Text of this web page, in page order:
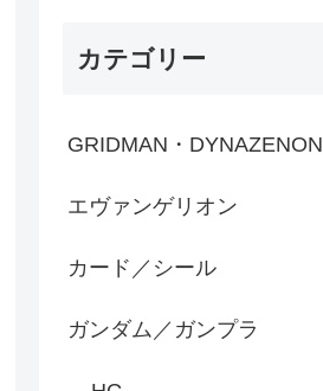
カテゴリー
GRIDMAN・DYNAZENON
エヴァンゲリオン
カード／シール
ガンダム／ガンプラ